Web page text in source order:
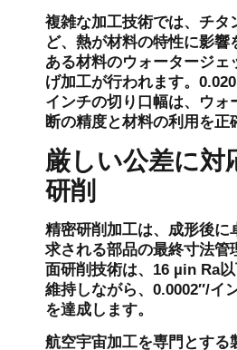
複雑な加工技術では、チタ
ど、熱が材料の特性に影響
ある材料のウォータージェ
げ加工が行われます。
インチの切り口幅は、ウォ
断の精度と材料の利用を正
厳しい公差に対
研削
精密研削加工は、成形後に
求される部品の最終寸法管
面研削技術は、16 µin Ra
維持しながら、0.0002″/イ
を達成します。
航空宇宙加工を専門とする